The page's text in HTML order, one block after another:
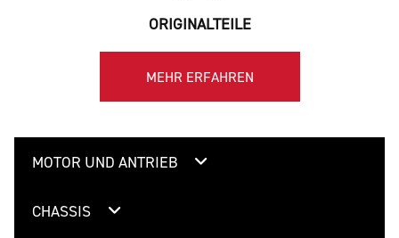
ORIGINALTEILE
MEHR ERFAHREN
MOTOR UND ANTRIEB
CHASSIS